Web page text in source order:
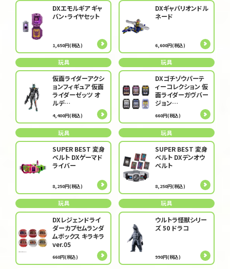
DXエモルギア ギャ
バン・ライヤセット
1,650円(税込)
DXギャバリオンドル
ネード
6,600円(税込)
玩具
仮面ライダーアクシ
ョンフィギュア 仮面
ライダーゼッツ オ
ルデ…
4,400円(税込)
玩具
DXゴチゾウパーテ
ィーコレクション 仮
面ライダーガヴバー
ジョン…
660円(税込)
玩具
SUPER BEST 変身
ベルト DXゲーマド
ライバー
8,250円(税込)
玩具
SUPER BEST 変身
ベルト DXデンオウ
ベルト
8,250円(税込)
玩具
DXレジェンドライ
ダーカプセムランダ
ムボックス キラキラ
ver.05
660円(税込)
玩具
ウルトラ怪獣シリー
ズ 50 ドラコ
990円(税込)